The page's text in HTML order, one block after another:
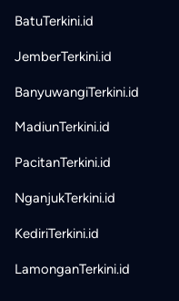
BatuTerkini.id
JemberTerkini.id
BanyuwangiTerkini.id
MadiunTerkini.id
PacitanTerkini.id
NganjukTerkini.id
KediriTerkini.id
LamonganTerkini.id